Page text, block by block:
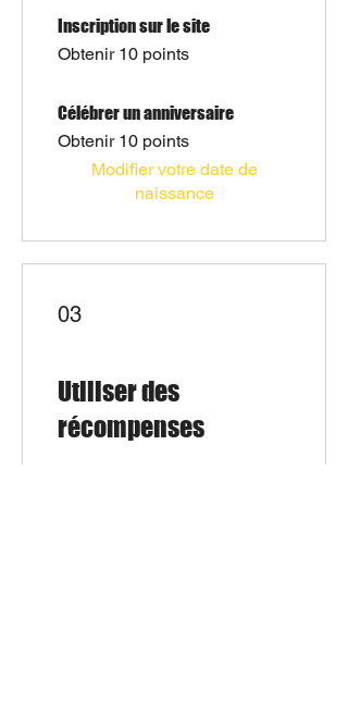
Inscription sur le site
Obtenir 10 points
Célébrer un anniversaire
Obtenir 10 points
Modifier votre date de
naissance
03
Utiliser des
récompenses